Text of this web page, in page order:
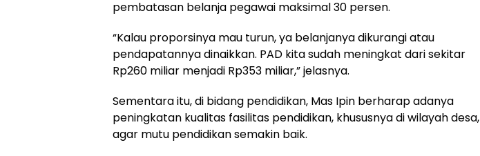
pembatasan belanja pegawai maksimal 30 persen.
“Kalau proporsinya mau turun, ya belanjanya dikurangi atau
pendapatannya dinaikkan. PAD kita sudah meningkat dari sekitar
Rp260 miliar menjadi Rp353 miliar,” jelasnya.
Sementara itu, di bidang pendidikan, Mas Ipin berharap adanya
peningkatan kualitas fasilitas pendidikan, khususnya di wilayah desa,
agar mutu pendidikan semakin baik.